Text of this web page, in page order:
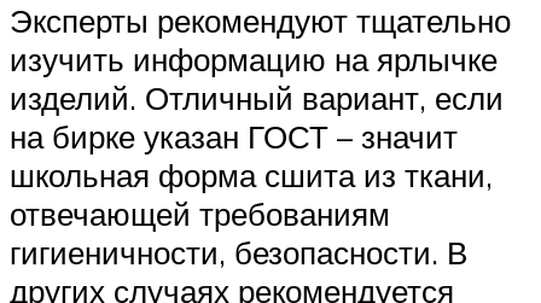
Эксперты рекомендуют тщательно
изучить информацию на ярлычке
изделий. Отличный вариант, если
на бирке указан ГОСТ – значит
школьная форма сшита из ткани,
отвечающей требованиям
гигиеничности, безопасности. В
других случаях рекомендуется